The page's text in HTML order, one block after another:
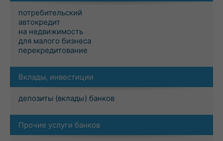
потребительский
автокредит
на недвижимость
для малого бизнеса
перекредитование
Вклады, инвестиции
депозиты (вклады) банков
Прочие услуги банков